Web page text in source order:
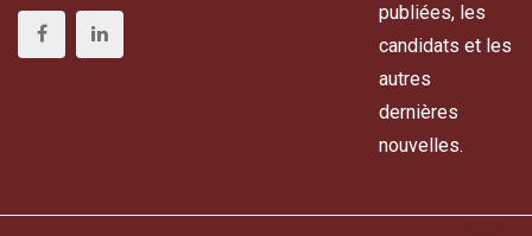
publiées, les
candidats et les
autres
dernières
nouvelles.